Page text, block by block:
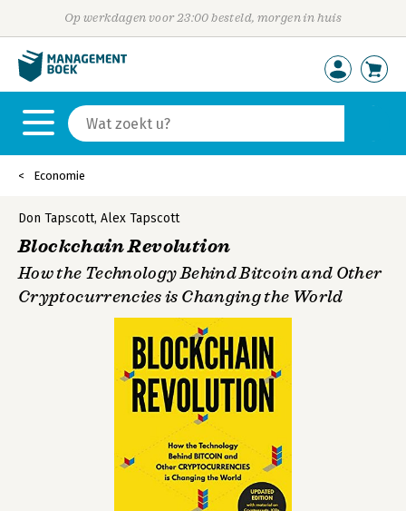
Op werkdagen voor 23:00 besteld, morgen in huis
Economie
Don Tapscott, Alex Tapscott
Blockchain Revolution
How the Technology Behind Bitcoin and Other
Cryptocurrencies is Changing the World